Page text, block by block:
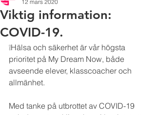
Viktig information:
COVID-19.
12 mars 2020
❕Hälsa och säkerhet är vår högsta
prioritet på My Dream Now, både
avseende elever, klasscoacher och
allmänhet.
Med tanke på utbrottet av COVID-19